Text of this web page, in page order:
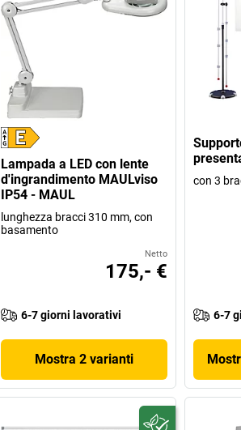
Lampada a LED con lente
d'ingrandimento MAULviso
IP54 - MAUL
lunghezza bracci 310 mm, con
basamento
Netto
175,- €
6-7 giorni lavorativi
Mostra 2 varianti
con 3
6-7